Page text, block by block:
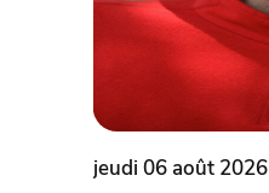
jeudi 06 août 2026